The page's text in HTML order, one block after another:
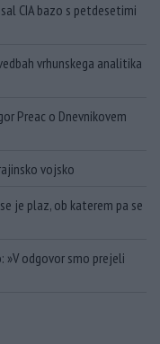
CIA bazo s petdesetimi
vrhunskega analitika
Preac o Dnevnikovem
vojsko
je plaz, ob katerem pa se
»V odgovor smo prejeli